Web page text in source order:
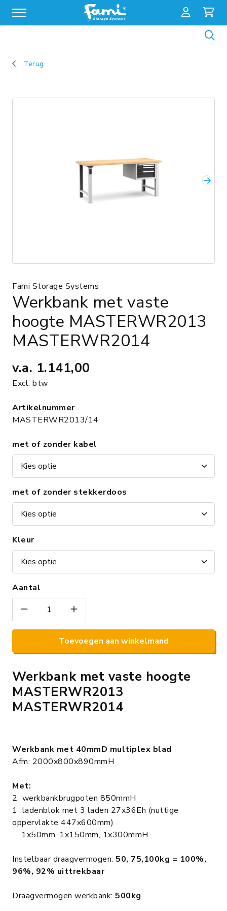
Terug
Fami Storage Systems
Werkbank met vaste
hoogte MASTERWR2013
MASTERWR2014
v.a. 1.141,00
Excl. btw
Artikelnummer
MASTERWR2013/14
met of zonder kabel
met of zonder stekkerdoos
Kleur
Aantal
Toevoegen aan winkelmand
Werkbank met vaste hoogte
MASTERWR2013
MASTERWR2014
Werkbank met 40mmD multiplex blad
Afm: 2000x800x890mmH
Met:
2 werkbankbrugpoten 850mmH
1 ladenblok met 3 laden 27x36Eh (nuttige
oppervlakte 447x600mm)
1x50mm, 1x150mm, 1x300mmH
Instelbaar draagvermogen: 50, 75,100kg = 100%,
96%, 92% uittrekbaar
Draagvermogen werkbank: 500kg